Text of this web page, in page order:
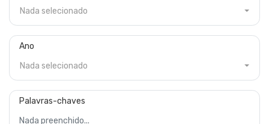
Nada selecionado
Ano
Nada selecionado
Palavras-chaves